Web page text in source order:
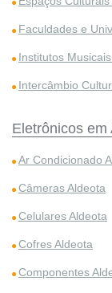
Faculdades e
Institutos
Intercâmbio
Eletrônicos em
Ar Condicionado
Câmeras Aldeota
Celulares Aldeota
Cofres Aldeota
Componentes